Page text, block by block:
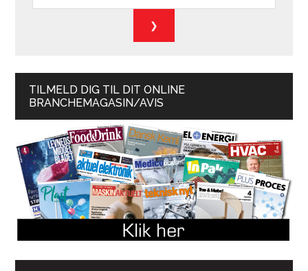
TILMELD DIG TIL DIT ONLINE
BRANCHEMAGASIN/AVIS